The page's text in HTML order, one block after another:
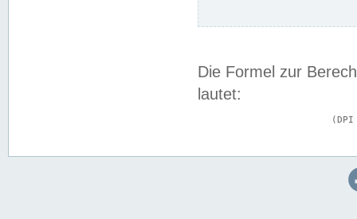
Die Formel zur
lautet: